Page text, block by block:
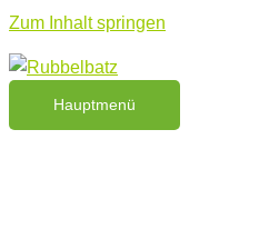
Zum Inhalt springen
Hauptmenü